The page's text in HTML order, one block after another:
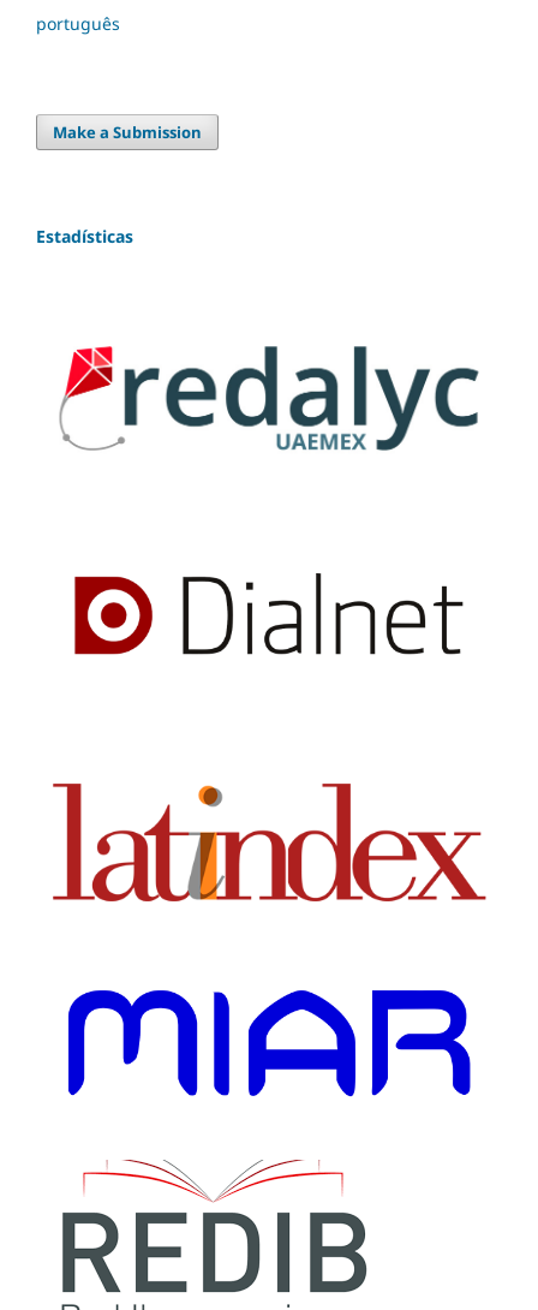
português
Make a Submission
Estadísticas